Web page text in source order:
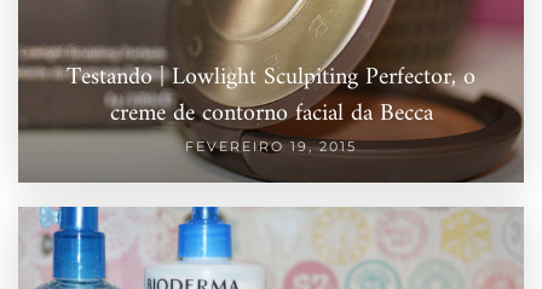
Testando | Lowlight Sculpiting Perfector, o
creme de contorno facial da Becca
FEVEREIRO 19, 2015